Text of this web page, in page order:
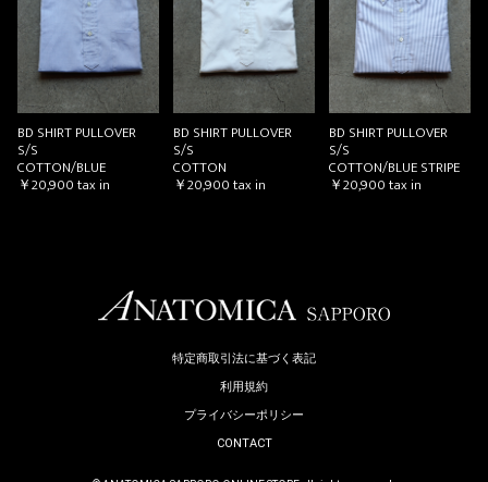
BD SHIRT PULLOVER
S/S
COTTON/BLUE
￥20,900tax in
BD SHIRT PULLOVER
S/S
COTTON
￥20,900tax in
BD SHIRT PULLOVER
S/S
COTTON/BLUE STRIPE
￥20,900tax in
お買い物を続ける カートへ進む
特定商取引法に基づく表記
利用規約
プライバシーポリシー
CONTACT